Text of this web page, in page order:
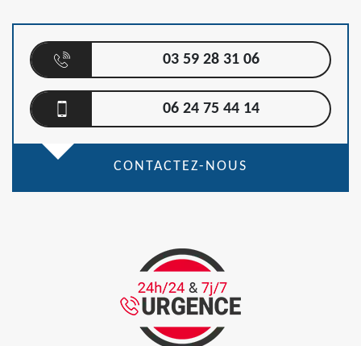
03 59 28 31 06
06 24 75 44 14
CONTACTEZ-NOUS